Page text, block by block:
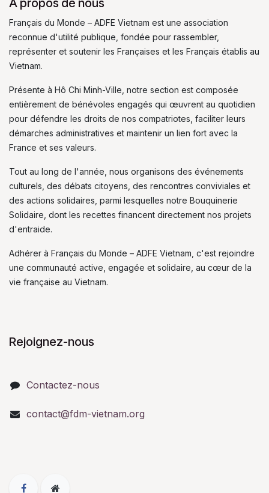
Français du Monde – ADFE Vietnam est une association
reconnue d'utilité publique, fondée pour rassembler,
représenter et soutenir les Françaises et les Français établis au
Vietnam.
Présente à Hô Chi Minh-Ville, notre section est composée
entièrement de bénévoles engagés qui œuvrent au quotidien
pour défendre les droits de nos compatriotes, faciliter leurs
démarches administratives et maintenir un lien fort avec la
France et ses valeurs.
Tout au long de l'année, nous organisons des événements
culturels, des débats citoyens, des rencontres conviviales et
des actions solidaires, parmi lesquelles notre Bouquinerie
Solidaire, dont les recettes financent directement nos projets
d'entraide.
Adhérer à Français du Monde – ADFE Vietnam, c'est rejoindre
une communauté active, engagée et solidaire, au cœur de la
vie française au Vietnam.
Rejoignez-nous
Contactez-nous
contact@fdm-vietnam.org